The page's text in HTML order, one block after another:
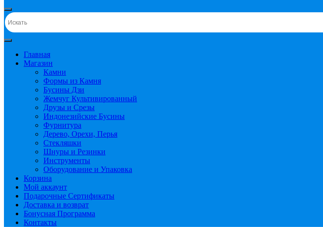
Главная
Магазин
Камни
Формы из Камня
Бусины Дзи
Жемчуг Культивированный
Друзы и Срезы
Индонезийские Бусины
Фурнитура
Дерево, Орехи, Перья
Стекляшки
Шнуры и Резинки
Инструменты
Оборудование и Упаковка
Корзина
Мой аккаунт
Подарочные Сертификаты
Доставка и возврат
Бонусная Программа
Контакты